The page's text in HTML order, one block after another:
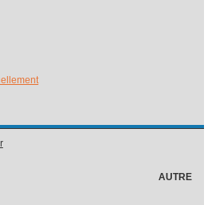
AUTRE